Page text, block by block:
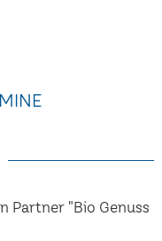
Partner "Bio Genuss